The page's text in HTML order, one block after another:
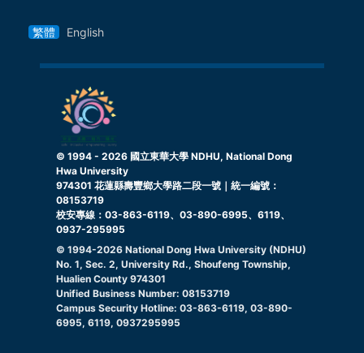
繁體 English
© 1994 - 2026 國立東華大學 NDHU, National Dong
Hwa University
974301 花蓮縣壽豐鄉大學路二段一號｜統一編號：
08153719
校安專線：03-863-6119、03-890-6995、6119、
0937-295995
© 1994-2026 National Dong Hwa University (NDHU)
No. 1, Sec. 2, University Rd., Shoufeng Township,
Hualien County 974301
Unified Business Number: 08153719
Campus Security Hotline: 03-863-6119, 03-890-
6995, 6119, 0937295995